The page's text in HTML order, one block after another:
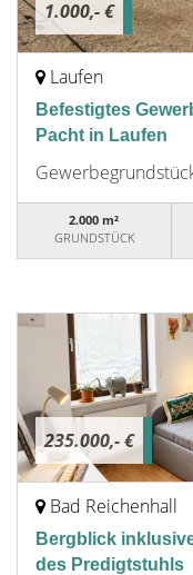
1.000,- €
Laufen
Befestigtes
Pacht in Laufen
2.000 m²
GRUNDSTÜCK
235.000,- €
Bad Reichenhall
Bergblick
des Predigtstuhls